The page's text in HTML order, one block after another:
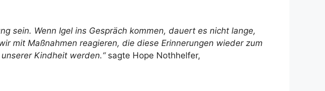
sein. Wenn Igel ins Gespräch kommen, dauert es nicht lange,
mit Maßnahmen reagieren, die diese Erinnerungen wieder zum
Kindheit werden.“sagte Hope Nothhelfer,